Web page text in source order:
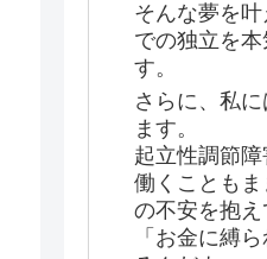
そんな夢を
での独立を
す。
さらに、私
ます。
起立性調節障
働くことも
の不安を抱え
「お金に縛